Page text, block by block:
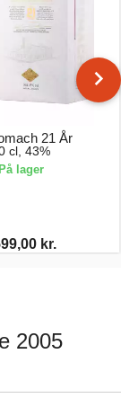
21 År
cl, 43%
På lager
kr.
2005